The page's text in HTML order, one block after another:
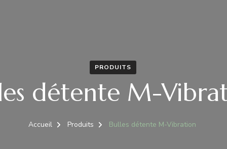
PRODUITS
détente M-
Accueil Produits Bulles détente M-Vibration